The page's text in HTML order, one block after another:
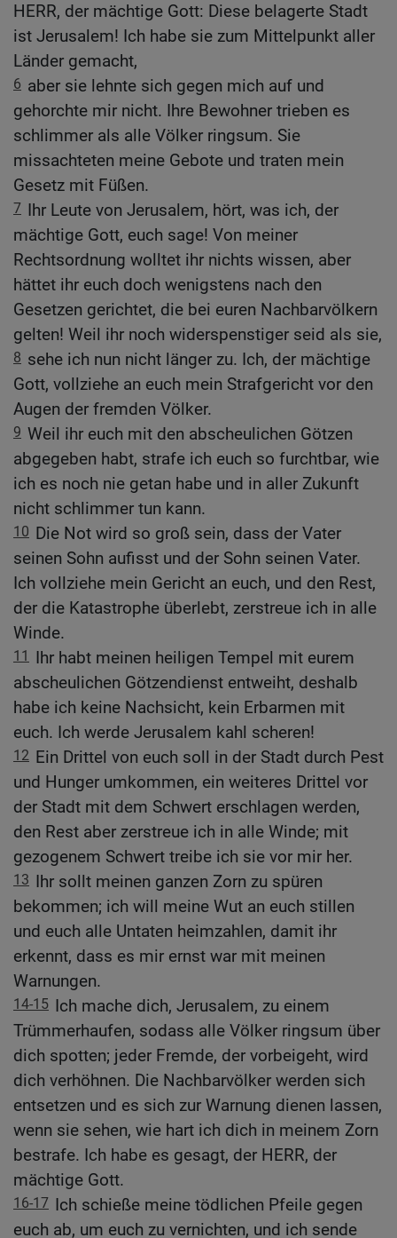
HERR, der mächtige Gott: Diese belagerte Stadt
ist Jerusalem! Ich habe sie zum Mittelpunkt aller
Länder gemacht,
6 aber sie lehnte sich gegen mich auf und
gehorchte mir nicht. Ihre Bewohner trieben es
schlimmer als alle Völker ringsum. Sie
missachteten meine Gebote und traten mein
Gesetz mit Füßen.
7 Ihr Leute von Jerusalem, hört, was ich, der
mächtige Gott, euch sage! Von meiner
Rechtsordnung wolltet ihr nichts wissen, aber
hättet ihr euch doch wenigstens nach den
Gesetzen gerichtet, die bei euren Nachbarvölkern
gelten! Weil ihr noch widerspenstiger seid als sie,
8 sehe ich nun nicht länger zu. Ich, der mächtige
Gott, vollziehe an euch mein Strafgericht vor den
Augen der fremden Völker.
9 Weil ihr euch mit den abscheulichen Götzen
abgegeben habt, strafe ich euch so furchtbar, wie
ich es noch nie getan habe und in aller Zukunft
nicht schlimmer tun kann.
10 Die Not wird so groß sein, dass der Vater
seinen Sohn aufisst und der Sohn seinen Vater.
Ich vollziehe mein Gericht an euch, und den Rest,
der die Katastrophe überlebt, zerstreue ich in alle
Winde.
11
Ihr habt meinen heiligen Tempel mit eurem
abscheulichen Götzendienst entweiht, deshalb
habe ich keine Nachsicht, kein Erbarmen mit
euch. Ich werde Jerusalem kahl scheren!
12 Ein Drittel von euch soll in der Stadt durch Pest
und Hunger umkommen, ein weiteres Drittel vor
der Stadt mit dem Schwert erschlagen werden,
den Rest aber zerstreue ich in alle Winde; mit
gezogenem Schwert treibe ich sie vor mir her.
13 Ihr sollt meinen ganzen Zorn zu spüren
bekommen; ich will meine Wut an euch stillen
und euch alle Untaten heimzahlen, damit ihr
erkennt, dass es mir ernst war mit meinen
Warnungen.
14-15 Ich mache dich, Jerusalem, zu einem
Trümmerhaufen, sodass alle Völker ringsum über
dich spotten; jeder Fremde, der vorbeigeht, wird
dich verhöhnen. Die Nachbarvölker werden sich
entsetzen und es sich zur Warnung dienen lassen,
wenn sie sehen, wie hart ich dich in meinem Zorn
bestrafe. Ich habe es gesagt, der HERR, der
mächtige Gott.
16-17 Ich schieße meine tödlichen Pfeile gegen
euch ab, um euch zu vernichten, und ich sende